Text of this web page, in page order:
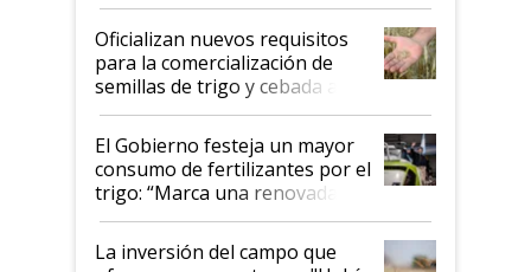
Oficializan nuevos requisitos
para la comercialización de
semillas de trigo y cebada a
granel
El Gobierno festeja un mayor
consumo de fertilizantes por el
trigo: “Marca una renovada
confianza de los productores”
La inversión del campo que